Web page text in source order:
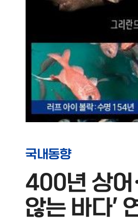
국내동향
400년 상
않는 바다'